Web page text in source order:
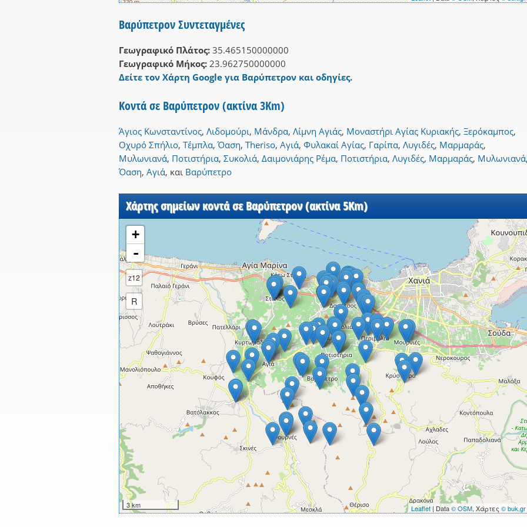
Βαρύπετρον Συντεταγμένες
Γεωγραφικό Πλάτος: 35.465150000000
Γεωγραφικό Μήκος: 23.962750000000
Δείτε τον Χάρτη Google για Βαρύπετρον και οδηγίες.
Κοντά σε Βαρύπετρον (ακτίνα 3Km)
Άγιος Κωνσταντίνος, Λιδομούρι, Μάνδρα, Λίμνη Αγιάς, Μοναστήρι Αγίας Κυριακής, Ξερόκαμπος,
Οχυρό Σπήλιο, Τέμπλα,Όαση, Theriso, Αγιά, Φυλακαί Αγίας, Γαρίπα, Λυγιδές, Μαρμαράς,
Μυλωνιανά, Ποτιστήρια, Συκολιά, Δαιμονιάρης Ρέμα, Ποτιστήρια, Λυγιδές, Μαρμαράς, Μυλωνιανά
Όαση, Αγιά, και Βαρύπετρο
Χάρτης σημείων κοντά σε Βαρύπετρον (ακτίνα 5Km)
+
-
z12
R
3 km Leaflet| Data© OSM, Χάρτες © buk.gr